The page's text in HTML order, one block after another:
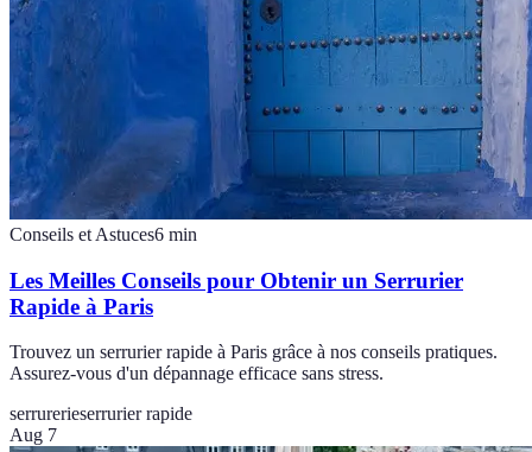
Conseils et Astuces6 min
Les Meilles Conseils pour Obtenir un Serrurier
Rapide à Paris
Trouvez un serrurier rapide à Paris grâce à nos conseils pratiques.
Assurez-vous d'un dépannage efficace sans stress.
serrurerieserrurier rapide
Aug 7